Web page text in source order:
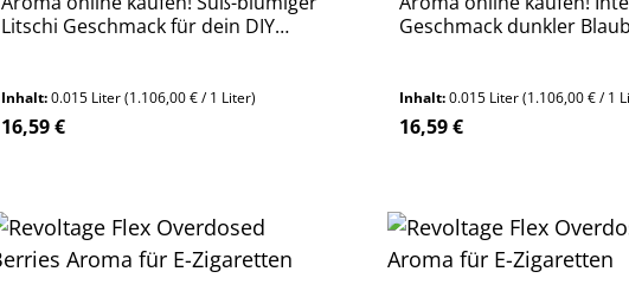
Litschi Geschmack für dein DIY
Inhalt:0.015 Liter(1.106,00 € / 1 Liter)
Regulärer Preis:
16,59 €
Geschmack dunkler
Germany. Jetzt bestellen!
Inhalt:0.015 Liter(1.106,00 € / 1
Regulärer Preis:
16,59 €